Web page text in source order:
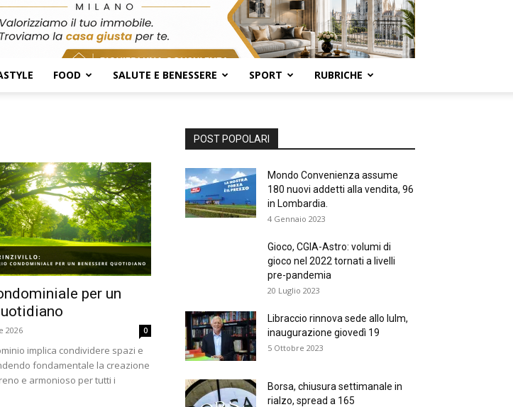
FOOD SALUTE E BENESSERE SPORT RUBRICHE
per un
2026 0
implica condividere spazi e
fondamentale la creazione
e armonioso per tutti i
POST POPOLARI
Mondo Convenienza assume
180 nuovi addetti alla vendita, 96
in Lombardia.
4 Gennaio 2023
Gioco, CGIA-Astro: volumi di
gioco nel 2022 tornati a livelli
pre-pandemia
20 Luglio 2023
Libraccio rinnova sede allo Iulm,
inaugurazione giovedì 19
5 Ottobre 2023
Borsa, chiusura settimanale in
rialzo, spread a 165